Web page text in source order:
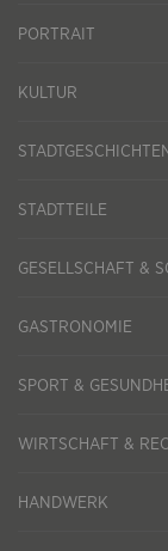
PORTRAIT
KULTUR
STADTGESCHICHTEN
STADTTEILE
GESELLSCHAFT &
GASTRONOMIE
SPORT &
WIRTSCHAFT &
HANDWERK